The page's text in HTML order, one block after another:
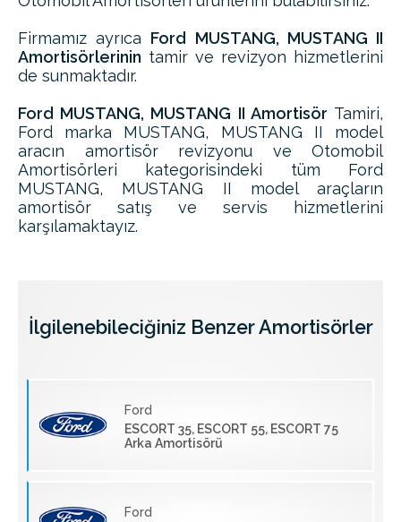
Firmamız ayrıca Ford MUSTANG, MUSTANG II
Amortisörlerinin tamir ve revizyon hizmetlerini
de sunmaktadır.
Ford MUSTANG, MUSTANG II Amortisör Tamiri,
Ford marka MUSTANG, MUSTANG II model
aracın amortisör revizyonu ve Otomobil
Amortisörleri kategorisindeki tüm Ford
MUSTANG, MUSTANG II model araçların
amortisör satış ve servis hizmetlerini
karşılamaktayız.
İlgilenebileciğiniz Benzer Amortisörler
Ford
ESCORT 35, ESCORT 55, ESCORT 75
Arka Amortisörü
Ford